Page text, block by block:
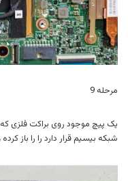
مرحله 9
یک پیچ موجود روی براکت فلزی
شبکه بیسیم قرار دارد را را باز